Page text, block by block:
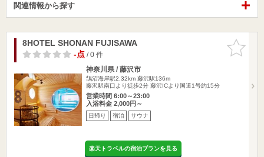
関連情報から探す
お気に入
りに追加
8HOTEL SHONAN FUJISAWA
-点/ 0 件
神奈川県 / 藤沢市
鵠沼海岸駅2.32km 藤沢駅136m
藤沢駅南口より徒歩2分 藤沢ICより国道1号約15分
営業時間 6:00～23:00
入浴料金 2,000円～
日帰り 宿泊 サウナ
楽天トラベルの宿泊プランを見る